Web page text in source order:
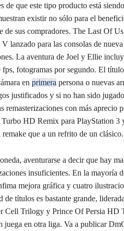
de que este tipo producto está
existir no sólo para el
de sus compradores. The Last Of
lanzado para las consolas de
La aventura de Joel y Ellie
fps, fotogramas por segundo. El
en primera persona o nuevas
justificados y si no han sido
remasterizaciones con más aprecio
HD Remix para PlayStation 3
remake que a un refrito de un clásico.
aventurarse a decir que hay
insuficientes. En la mayoría
mejora gráfica y cuatro
de títulos es bastante grande,
Cell Trilogy y Prince Of Persia HD
juega en otra liga. Va a publicar